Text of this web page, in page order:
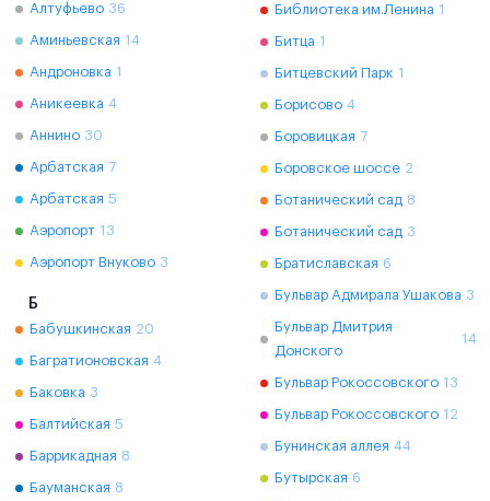
Алтуфьево 36
Аминьевская 14
Андроновка 1
Аникеевка 4
Аннино 30
Арбатская 7
Арбатская 5
Аэропорт 13
Аэропорт Внуково 3
Б
Бабушкинская 20
Багратионовская 4
Баковка 3
Балтийская 5
Баррикадная 8
Бауманская 8
Библиотека им.Ленина 1
Битца 1
Битцевский Парк 1
Борисово 4
Боровицкая 7
Боровское шоссе 2
Ботанический сад 8
Ботанический сад 3
Братиславская 6
Бульвар Адмирала Ушакова 3
Бульвар Дмитрия
Донского
14
Бульвар Рокоссовского 13
Бульвар Рокоссовского 12
Бунинская аллея 44
Бутырская 6